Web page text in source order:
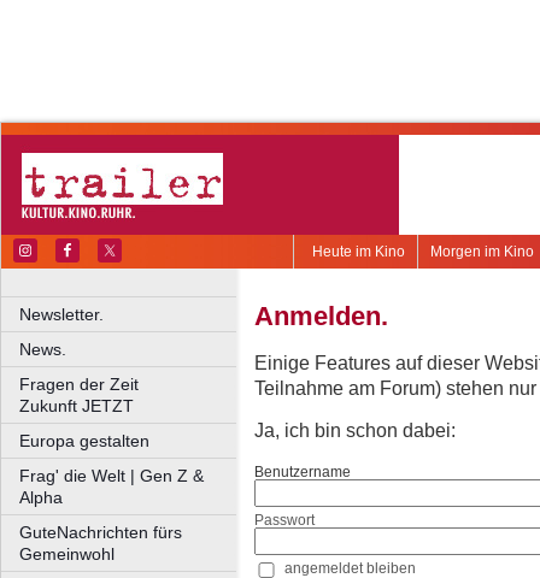
Morgen im Kino
Heute im Kino
Newsletter.
News.
Fragen der Zeit
Zukunft JETZT
Europa gestalten
Frag' die Welt | Gen Z &
Alpha
GuteNachrichten fürs
Gemeinwohl
Anmelden.
Einige Features auf dieser
Teilnahme am Forum) stehen
Ja, ich bin schon dabei:
Benutzername
Passwort
angemeldet bleiben